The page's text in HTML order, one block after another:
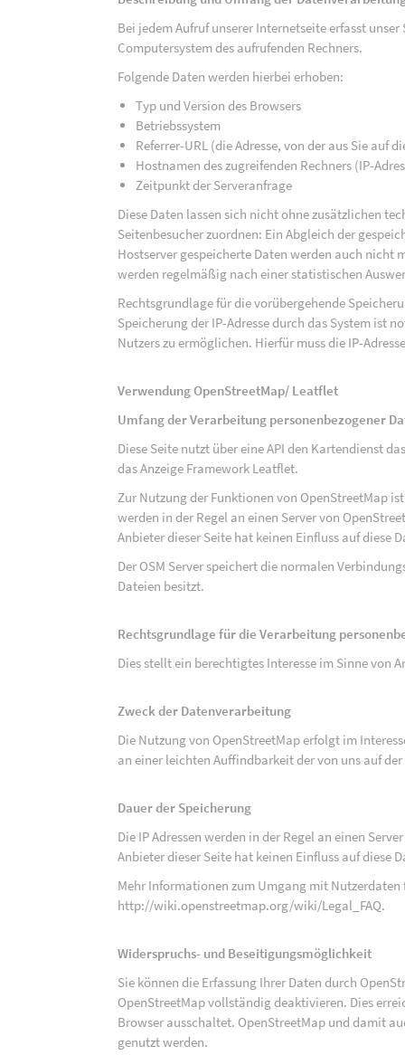
Bei jedem Aufruf unserer Internetseite erfasst
Computersystem des aufrufenden Rechners.
Folgende Daten werden hierbei erhoben:
Typ und Version des Browsers
Betriebssystem
Referrer-URL (die Adresse, von der aus Sie auf
Hostnamen des zugreifenden Rechners (IP-
Zeitpunkt der Serveranfrage
Diese Daten lassen sich nicht ohne zusätzlichen
Seitenbesucher zuordnen: Ein Abgleich der
Hostserver gespeicherte Daten werden auch nicht
werden regelmäßig nach einer statistischen
Rechtsgrundlage für die vorübergehende
Speicherung der IP-Adresse durch das System ist
Nutzers zu ermöglichen. Hierfür muss die IP-
Verwendung OpenStreetMap/ Leatflet
Umfang der Verarbeitung personenbezogener
Diese Seite nutzt über eine API den Kartendienst
das Anzeige Framework Leatflet.
Zur Nutzung der Funktionen von OpenStreetMap
werden in der Regel an einen Server von
Anbieter dieser Seite hat keinen Einfluss auf diese
Der OSM Server speichert die normalen
Dateien besitzt.
Rechtsgrundlage für die Verarbeitung
Dies stellt ein berechtigtes Interesse im Sinne von
Zweck der Datenverarbeitung
Die Nutzung von OpenStreetMap erfolgt im
an einer leichten Auffindbarkeit der von uns auf
Dauer der Speicherung
Die IP Adressen werden in der Regel an einen
Anbieter dieser Seite hat keinen Einfluss auf diese
Mehr Informationen zum Umgang mit
http://wiki.openstreetmap.org/wiki/Legal_FAQ.
Widerspruchs- und Beseitigungsmöglichkeit
Sie können die Erfassung Ihrer Daten durch
OpenStreetMap vollständig deaktivieren. Dies
Browser ausschaltet. OpenStreetMap und damit
genutzt werden.